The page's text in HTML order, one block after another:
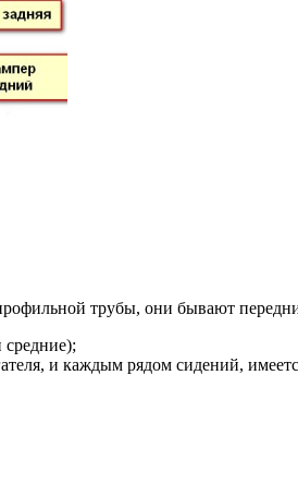
трубы, они бывают
и каждым рядом сидений,